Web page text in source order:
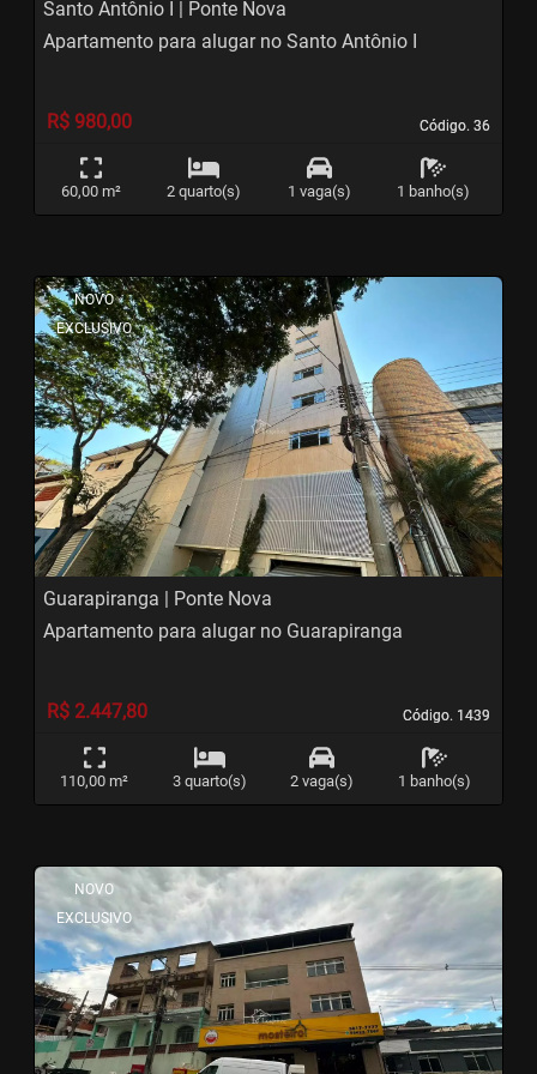
Santo Antônio I | Ponte Nova
Código. 36
Código. 36
Apartamento para alugar no Santo Antônio I
R$ 980,00
60,00 m² 2 quarto(s) 1 vaga(s) 1 banho(s)
NOVO
EXCLUSIVO
<<<<
‹
Previous
›
Next
Guarapiranga | Ponte Nova
Código. 1439
Código. 1439
Apartamento para alugar no Guarapiranga
R$ 2.447,80
110,00 m² 3 quarto(s) 2 vaga(s) 1 banho(s)
NOVO
EXCLUSIVO
< <<
‹
Previous
›
Next